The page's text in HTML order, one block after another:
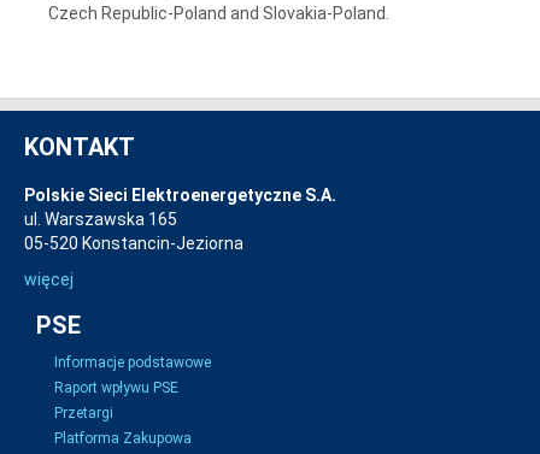
Czech Republic-Poland and Slovakia-Poland.
KONTAKT
Polskie Sieci Elektroenergetyczne S.A.
ul. Warszawska 165
05-520 Konstancin-Jeziorna
więcej
PSE
Informacje podstawowe
Raport wpływu PSE
Przetargi
Platforma Zakupowa